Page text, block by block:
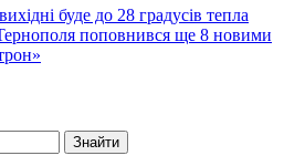
буде до 28 градусів тепла
поповнився ще 8 новими
Знайти